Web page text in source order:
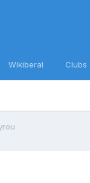
Wikiberal Clubs